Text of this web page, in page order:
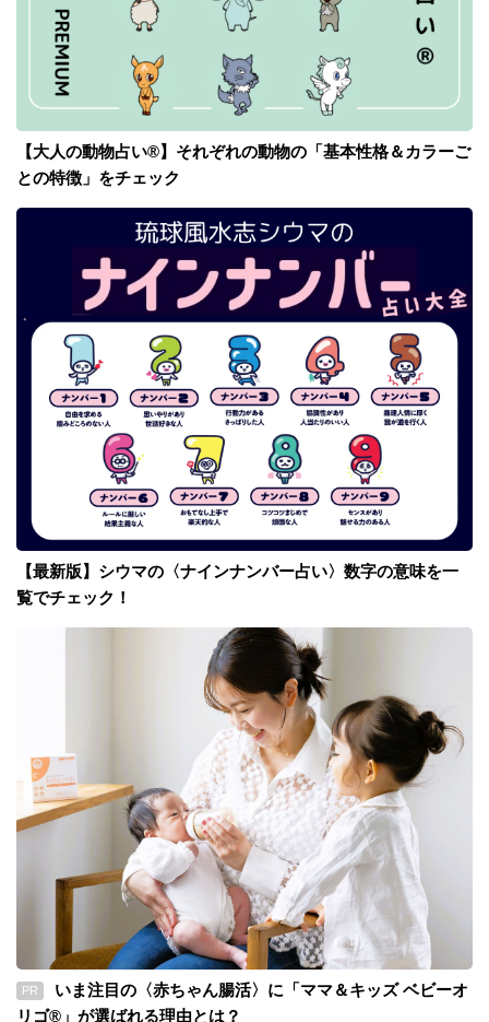
【大人の動物占い®】それぞれの動物の「基本性格＆カラーご
との特徴」をチェック
【最新版】シウマの〈ナインナンバー占い〉数字の意味を一
覧でチェック！
PR
いま注目の〈赤ちゃん腸活〉に「ママ＆キッズ ベビーオ
リゴ®」が選ばれる理由とは？